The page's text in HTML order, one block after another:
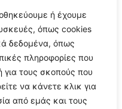
ή έχουμε
όπως cookies
δεδομένα, όπως
πληροφορίες που
για τους σκοπούς που
να κάνετε κλικ για
από εμάς και τους